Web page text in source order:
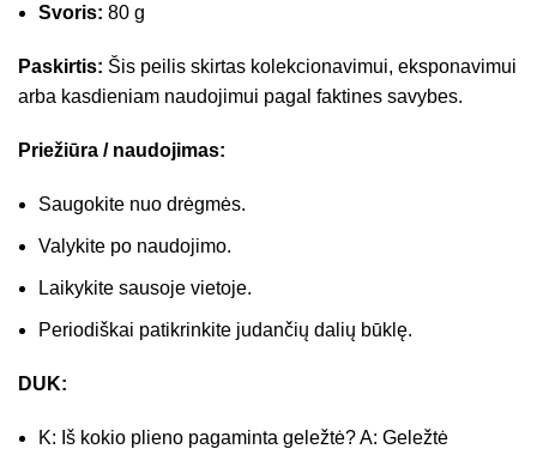
Svoris: 80 g
Paskirtis: Šis peilis skirtas kolekcionavimui, eksponavimui
arba kasdieniam naudojimui pagal faktines savybes.
Priežiūra / naudojimas:
Saugokite nuo drėgmės.
Valykite po naudojimo.
Laikykite sausoje vietoje.
Periodiškai patikrinkite judančių dalių būklę.
DUK:
K: Iš kokio plieno pagaminta geležtė? A: Geležtė